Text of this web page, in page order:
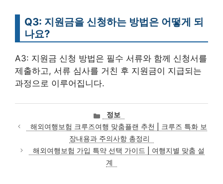
Q3: 지원금을 신청하는 방법은 어떻게 되
나요?
A3: 지원금 신청 방법은 필수 서류와 함께 신청서를
제출하고, 서류 심사를 거친 후 지원금이 지급되는
과정으로 이루어집니다.
카
테
고
리
정보
해외여행보험 크루즈여행 맞춤플랜 추천 | 크루즈 특화 보
장내용과 주의사항 총정리
해외여행보험 가입 특약 선택 가이드 | 여행지별 맞춤 설
계